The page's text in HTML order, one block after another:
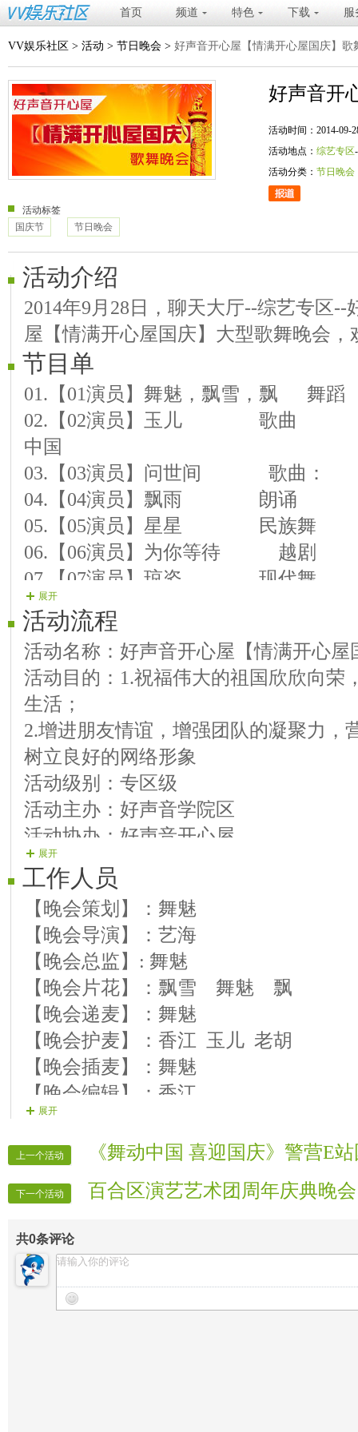
首页 频道 特色 下载 服
VV娱乐社区 > 活动 > 节日晚会 > 好声音开心屋【情满开心屋国庆】歌
好声音开
活动时间：2014-09-
活动地点： 综艺专区
活动分类： 节日晚会
活动标签
国庆节
节日晚会
活动介绍
2014年9月28日，聊天大厅--综艺专区
屋【情满开心屋国庆】大型歌舞晚会，
节目单
01.【01演员】舞魅，飘雪，
02.【02演员】玉儿 歌曲 今
中国
03.【03演员】问世间 歌曲
04.【04演员】飘雨 朗诵
05.【05演员】星星 民族舞
06.【06演员】为你等待 越
07.【07演员】琼姿 现代舞
08.【08演员】香帅 萨克斯独
09.【09演员】飞哥 歌曲
10.【10演员】诗怀 歌曲 可
11.【11演员】天使 朗诵
12.【12演员】如雪 歌曲
13.【13演员】晚晴 歌曲：
14.【14演员】无心 歌曲：
15.【15演员】柳儿 歌曲
16.【16演员】没事溜达 歌曲
17.【17演员】木子 歌曲 别
18.【18演员】明月 歌曲 我
19.【19演员】明心 歌曲
20.【20演员】兵哥 歌曲
21.【21演员】海歌 歌曲
22.【22演员】亮剑 歌曲 你
23.【23演员】舞魅 结束舞
晚会开场白：
（女）在缤纷的焰火和欢快的乐曲中
好声音开心屋，。展望未来前景灿烂
来了开心屋，开业1个月，天涯海角歌
（男）尊敬的各位领导、各位来宾，
（男女合）大家晚上好！
（男）在这喜庆的日子<【情满开心屋
会，即将开始。
（女）看，【好声音开心屋】美好前
展开
活动流程
活动名称：好声音开心屋【情满开心屋
活动目的：1.祝福伟大的祖国欣欣向荣
生活；
2.增进朋友情谊，增强团队的凝聚力，
树立良好的网络形象
活动级别：专区级
活动主办：好声音学院区
活动协办：好声音开心屋
活动时间: 2014年9月28号 晚8:00-
活动房间：聊天大厅->综艺专区->好声
(721391)
活动流程：
（一）7点前，全体管理、演职人员到
麦。
（二）7点45，播放片花、音乐。
（三）8点，主持人上麦，晚会开始
（四）区长 致辞＞室主讲话
（五）开场舞
（七） 晚会结束。
展开
工作人员
【晚会策划】：舞魅
【晚会导演】：艺海
【晚会总监】: 舞魅
【晚会片花】：飘雪 舞魅 飘
【晚会递麦】：舞魅
【晚会护麦】：香江 玉儿 老胡
【晚会插麦】：舞魅
【晚会编辑】：香江
【晚会广播】：玉儿
【晚会秩序】：国儿 海哥 木子 多多
【晚会主持】：望海 、飞燕
【晚会迎宾】：全体管理
【晚会主持】： 望海
展开
上一个活动 《舞动中国 喜迎国庆》警营E
下一个活动 百合区演艺艺术团周年庆典晚会
共0条评论